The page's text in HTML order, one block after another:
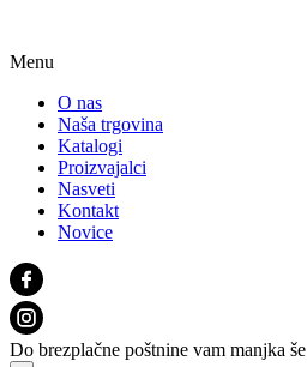
Menu
O nas
Naša trgovina
Katalogi
Proizvajalci
Nasveti
Kontakt
Novice
Do brezplačne poštnine vam manjka še